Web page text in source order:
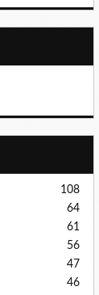
108
64
61
56
47
46